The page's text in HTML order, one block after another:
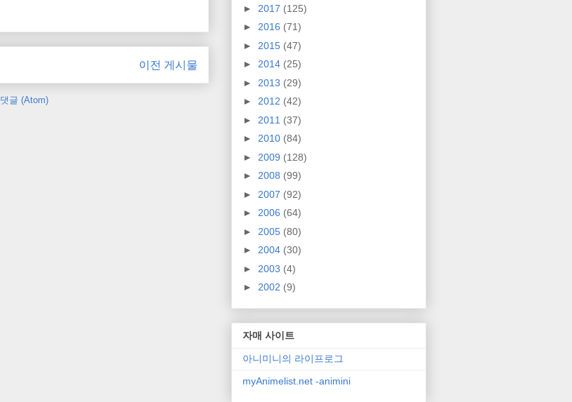
이전 게시물
댓글 (Atom)
► 2017 (125)
► 2016 (71)
► 2015 (47)
► 2014 (25)
► 2013 (29)
► 2012 (42)
► 2011 (37)
► 2010 (84)
► 2009 (128)
► 2008 (99)
► 2007 (92)
► 2006 (64)
► 2005 (80)
► 2004 (30)
► 2003 (4)
► 2002 (9)
자매 사이트
아니미니의 라이프로그
myAnimelist.net -animini